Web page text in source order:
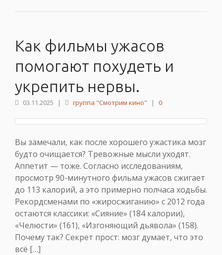
Как фильмы ужасов
помогают похудеть и
укрепить нервы.
03.11.2025 | группа "Смотрим кино" | 0
Вы замечали, как после хорошего ужастика мозг
будто очищается? Тревожные мысли уходят.
Аппетит — тоже. Согласно исследованиям,
просмотр 90-минутного фильма ужасов сжигает
до 113 калорий, а это примерно полчаса ходьбы.
Рекордсменами по «жиросжиганию» с 2012 года
остаются классики: «Сияние» (184 калории),
«Челюсти» (161), «Изгоняющий дьявола» (158).
Почему так? Секрет прост: мозг думает, что это
всё […]